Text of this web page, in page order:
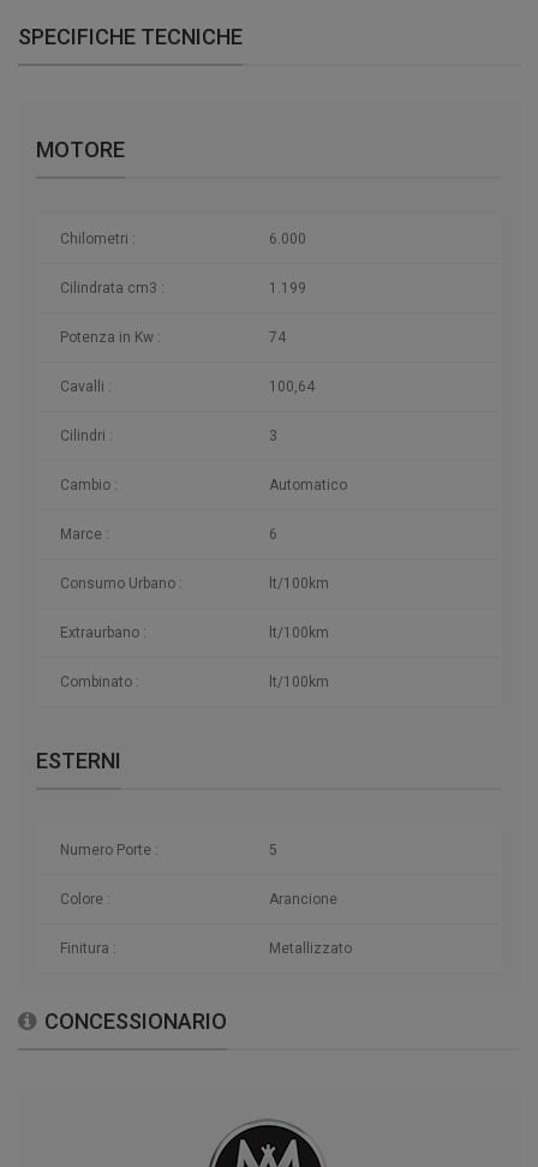
SPECIFICHE TECNICHE
MOTORE
Chilometri : 6.000
Cilindrata cm3 : 1.199
Potenza in Kw : 74
Cavalli : 100,64
Cilindri : 3
Cambio : Automatico
Marce : 6
Consumo Urbano : lt/100km
Extraurbano : lt/100km
Combinato : lt/100km
ESTERNI
Numero Porte : 5
Colore : Arancione
Finitura : Metallizzato
CONCESSIONARIO